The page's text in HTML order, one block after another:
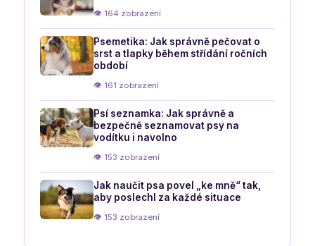
👁 164 zobrazení
Psemetika: Jak správně pečovat o
srst a tlapky během střídání ročních
období
👁 161 zobrazení
Psí seznamka: Jak správně a
bezpečně seznamovat psy na
vodítku i navolno
👁 153 zobrazení
Jak naučit psa povel „ke mně“ tak,
aby poslechl za každé situace
👁 153 zobrazení